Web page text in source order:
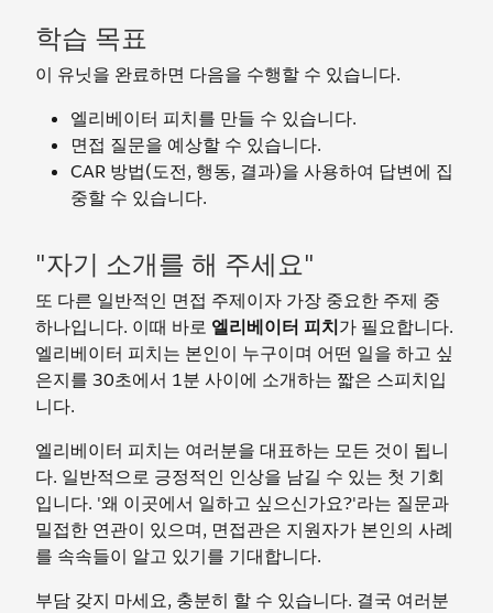
학습 목표
이 유닛을 완료하면 다음을 수행할 수 있습니다.
엘리베이터 피치를 만들 수 있습니다.
면접 질문을 예상할 수 있습니다.
CAR 방법(도전, 행동, 결과)을 사용하여 답변에 집
중할 수 있습니다.
"자기 소개를 해 주세요"
또 다른 일반적인 면접 주제이자 가장 중요한 주제 중
하나입니다. 이때 바로 엘리베이터 피치가 필요합니다.
엘리베이터 피치는 본인이 누구이며 어떤 일을 하고 싶
은지를 30초에서 1분 사이에 소개하는 짧은 스피치입
니다.
엘리베이터 피치는 여러분을 대표하는 모든 것이 됩니
다. 일반적으로 긍정적인 인상을 남길 수 있는 첫 기회
입니다. '왜 이곳에서 일하고 싶으신가요?'라는 질문과
밀접한 연관이 있으며, 면접관은 지원자가 본인의 사례
를 속속들이 알고 있기를 기대합니다.
부담 갖지 마세요, 충분히 할 수 있습니다. 결국 여러분